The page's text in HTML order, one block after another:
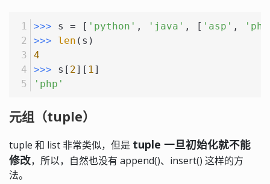
>>> s = [ 'python' , 'java' , [ 'asp' ,
>>> len (s)
4
>>> s[ 2][ 1]
'php'
元组（tuple）
tuple 和 list 非常类似，但是 tuple 一旦初始化就不能
修改，所以，自然也没有 append()、insert() 这样的方
法。